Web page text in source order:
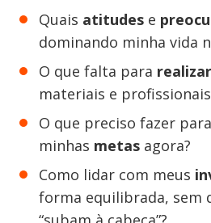
Quais atitudes e
dominando minha vida
O que falta para realizar
materiais e
O que preciso fazer para
minhas metas agora?
Como lidar com meus
forma equilibrada, sem